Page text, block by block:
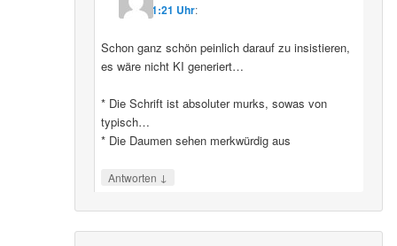
11:21 Uhr:
Schon ganz schön peinlich darauf zu insistieren,
es wäre nicht KI generiert…
* Die Schrift ist absoluter murks, sowas von
typisch…
* Die Daumen sehen merkwürdig aus
Antworten ↓